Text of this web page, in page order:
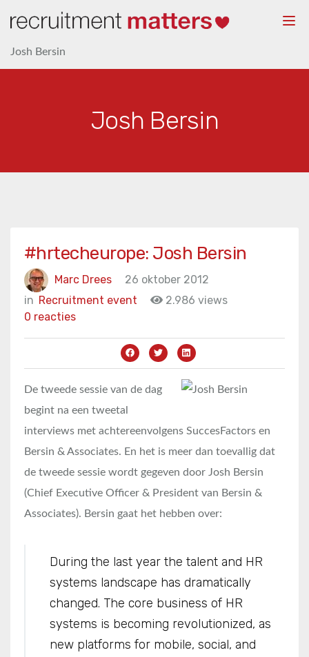
Josh Bersin
Josh Bersin
#hrtecheurope: Josh Bersin
Marc Drees
26 oktober 2012
in Recruitment event
2.986 views
0 reacties
De tweede sessie van de dag
begint na een tweetal
interviews met achtereenvolgens SuccesFactors en
Bersin & Associates. En het is meer dan toevallig dat
de tweede sessie wordt gegeven door Josh Bersin
(Chief Executive Officer & President van Bersin &
Associates). Bersin gaat het hebben over:
During the last year the talent and HR
systems landscape has dramatically
changed. The core business of HR
systems is becoming revolutionized, as
new platforms for mobile, social, and